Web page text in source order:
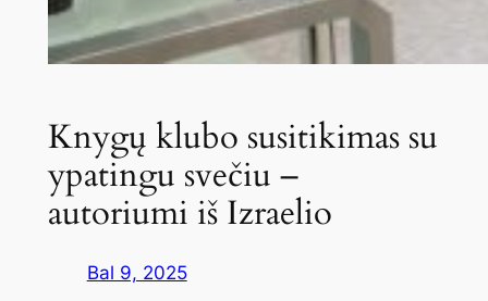
Knygų klubo susitikimas su
ypatingu svečiu –
autoriumi iš Izraelio
Bal 9, 2025